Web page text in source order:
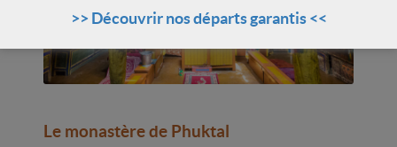
Le monastère de Phuktal
>> Découvrir nos départs garantis <<